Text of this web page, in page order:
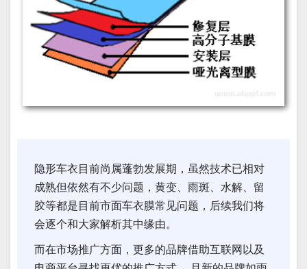
隐形车衣目前尚属蓬勃发展期，虽然技术已相对
成熟但依然有不少问题，黄变、雨斑、水解、留
胶等都是目前市面车衣膜常见问题，后续我们将
会逐个和大家解析其中缘由。
而在市场推广方面，更多的品牌借助互联网以及